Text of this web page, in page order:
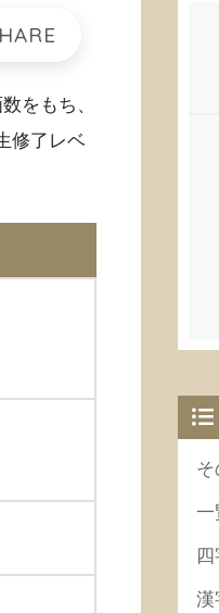
をもち、
修了レベ
そ
一
漢